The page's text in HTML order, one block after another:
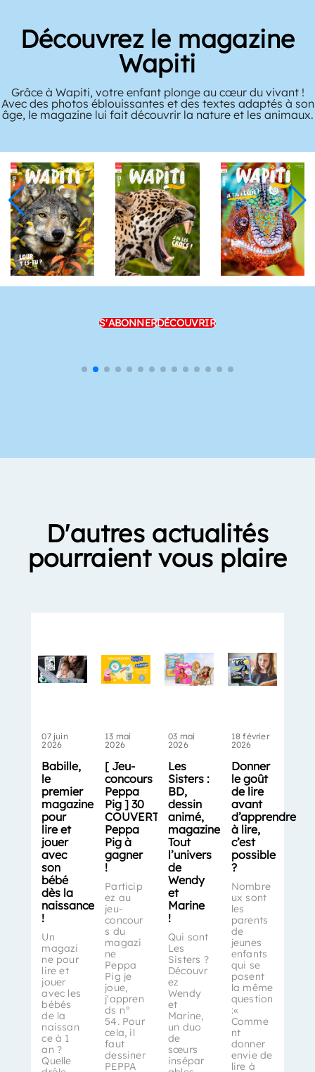
Découvrez le magazine
Wapiti
Grâce à Wapiti, votre enfant plonge au cœur du vivant !
Avec des photos éblouissantes et des textes adaptés à son
âge, le magazine lui fait découvrir la nature et les animaux.
S'ABONNERDÉCOUVRIR
D'autres actualités
pourraient vous plaire
07 juin
2026
Babille,
le
premier
magazine
pour
lire et
jouer
avec
son
bébé
dès la
naissance
!
Un
magazi
ne pour
lire et
jouer
avec les
bébés
de la
naissan
ce à 1
an ?
Quelle
13 mai
2026
[ Jeu-
concours
Peppa
Pig ] 30
COUVERTS
Peppa
Pig à
gagner
!
Particip
ez au
jeu-
concour
s du
magazi
ne
Peppa
Pig je
joue,
j'appren
ds n°
54. Pour
cela, il
faut
dessiner
PEPPA
03 mai
2026
Les
Sisters :
BD,
dessin
animé,
magazine…
Tout
l’univers
de
Wendy
et
Marine
!
Qui sont
Les
Sisters ?
Découvr
ez
Wendy
et
Marine,
un duo
de
sœurs
insépar
18 février
2026
Donner
le goût
de lire
avant
d’apprendre
à lire,
c’est
possible
?
Nombre
ux sont
les
parents
de
jeunes
enfants
qui se
posent
la même
question
:«
Comme
nt
donner
envie de
lire à